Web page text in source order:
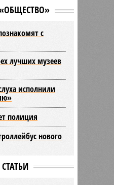
с
лучших музеев
исполнили
полиция
нового